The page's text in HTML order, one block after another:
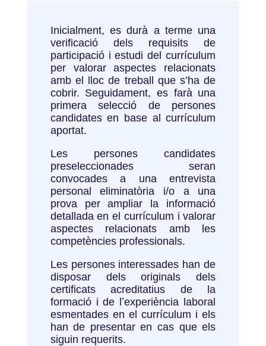
Inicialment, es durà a terme una
verificació dels requisits de
participació i estudi del currículum
per valorar aspectes relacionats
amb el lloc de treball que s’ha de
cobrir. Seguidament, es farà una
primera selecció de persones
candidates en base al currículum
aportat.
Les persones candidates
preseleccionades seran
convocades a una entrevista
personal eliminatòria i/o a una
prova per ampliar la informació
detallada en el currículum i valorar
aspectes relacionats amb les
competències professionals.
Les persones interessades han de
disposar dels originals dels
certificats acreditatius de la
formació i de lʼexperiència laboral
esmentades en el currículum i els
han de presentar en cas que els
siguin requerits.